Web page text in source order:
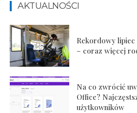
AKTUALNOŚCI
Rekordowy lipiec
– coraz więcej
Na co zwrócić
Office?
użytkowników